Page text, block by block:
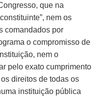
que na
nem os
comandados por
o compromisso de
nem o
pelo exato cumprimento
direitos de todas os
instituição pública